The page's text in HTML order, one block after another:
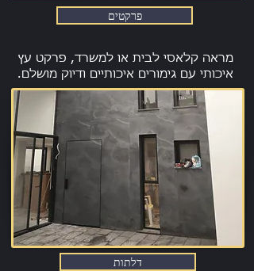
פרקטים
מראה קלאסי לבית או למשרד, פרקט עץ
איכותי עם גימורים איכותיים ודיוק מושלם.
דלתות